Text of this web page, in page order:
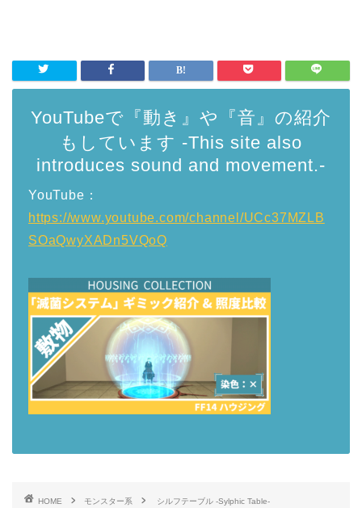
YouTubeで『動き』や『音』の紹介
もしています -This site also
introduces sound and movement.-
YouTube：
https://www.youtube.com/channel/UCc37MZLB
SOaQwyXADn5VQoQ
HOME モンスター系 シルフテーブル -Sylphic Table-